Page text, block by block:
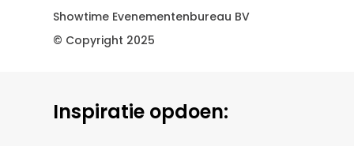
Showtime Evenementenbureau BV
© Copyright 2025
Inspiratie opdoen: